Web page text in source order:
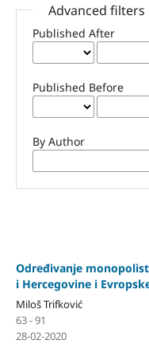
Advanced filters
Published After
Published Before
By Author
Određivanje
i Hercegovine i
Miloš Trifković
63 - 91
28-02-2020